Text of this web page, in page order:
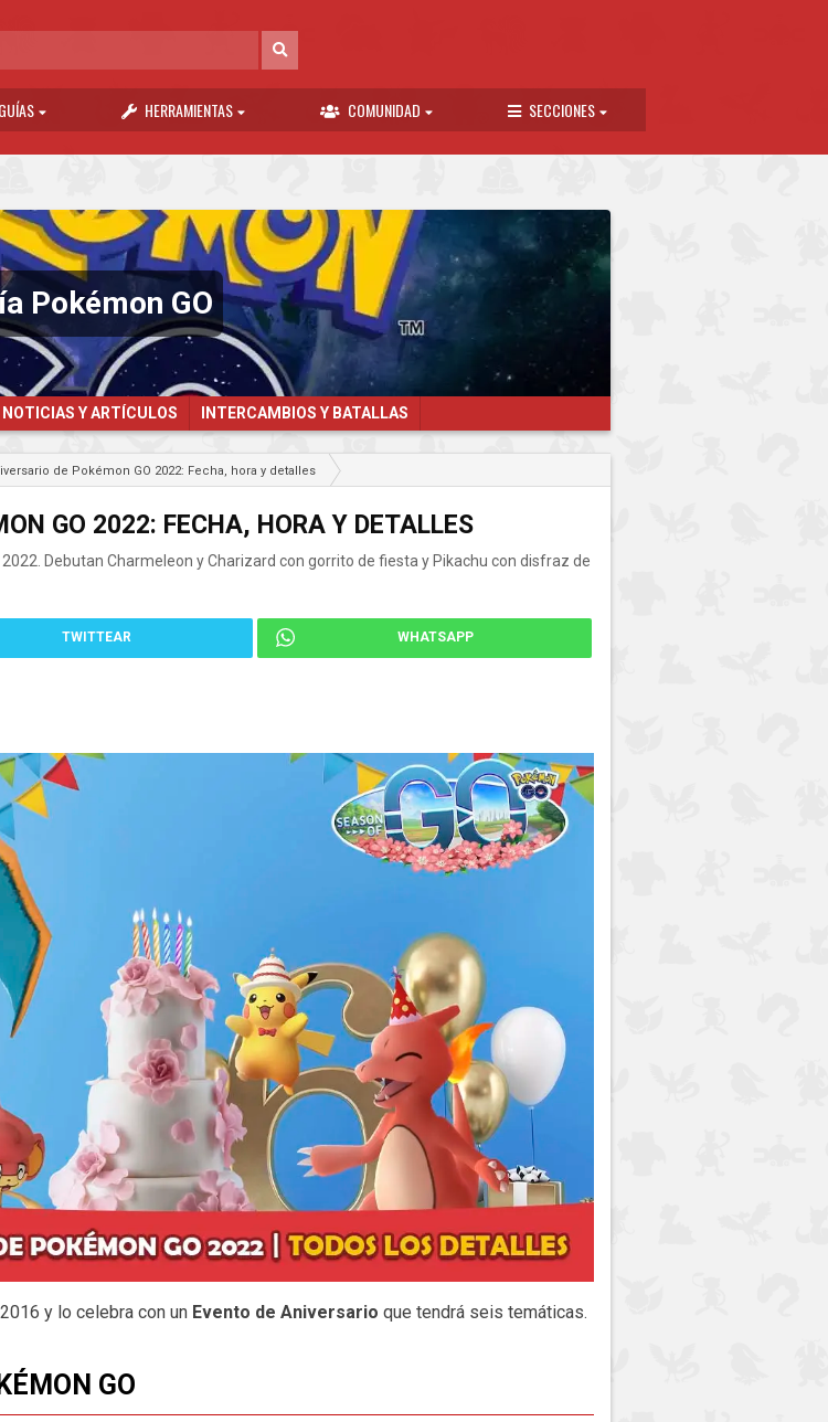
HERRAMIENTAS COMUNIDAD SECCIONES
Pokémon GO
NOTICIAS Y ARTÍCULOS INTERCAMBIOS Y BATALLAS
de Pokémon GO 2022: Fecha, hora y detalles
GO 2022: FECHA, HORA Y DETALLES
Debutan Charmeleon y Charizard con gorrito de fiesta y Pikachu con disfraz de
TWITTEAR WHATSAPP
y lo celebra con un Evento de Aniversario que tendrá seis temáticas.
GO